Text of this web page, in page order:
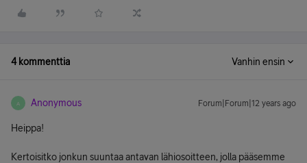
4 kommenttia Vanhin ensin
A Anonymous Forum|Forum|12 years ago
Heippa!
Kertoisitko jonkun suuntaa antavan lähiosoitteen, jolla pääsemme